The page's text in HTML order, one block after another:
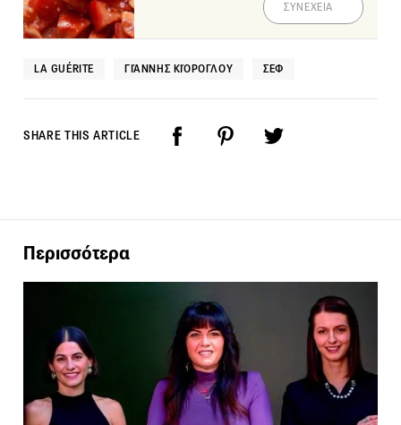
ΣΥΝΕΧΕΙΑ
LA GUÉRITE ΓΙΆΝΝΗΣ ΚΙΌΡΟΓΛΟΥ ΣΕΦ
SHARE THIS ARTICLE
Περισσότερα